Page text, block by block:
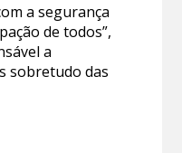
a segurança
de todos”,
a
sobretudo das